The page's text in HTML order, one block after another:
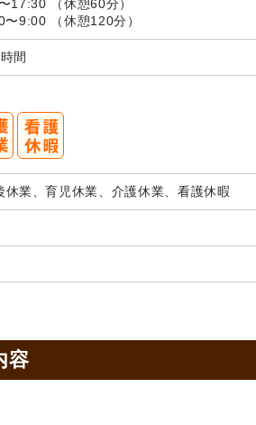
17:30 （休憩60分）
9:00 （休憩120分）
間
休業、育児休業、介護休業、看護休暇
容